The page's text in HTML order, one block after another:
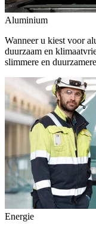
Aluminium
Wanneer u kiest voor
duurzaam en
slimmere en
Energie